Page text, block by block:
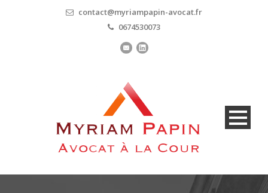
contact@myriampapin-avocat.fr
0674530073